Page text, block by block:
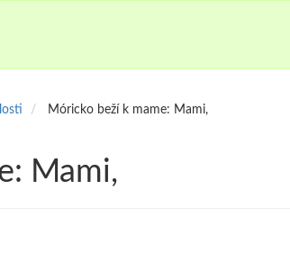
Móricko beží k mame: Mami,
Mami,